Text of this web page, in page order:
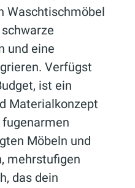
Waschtischmöbel
und eine
Verfügst
ist ein
Materialkonzept
fugenarmen
Möbeln und
mehrstufigen
das dein